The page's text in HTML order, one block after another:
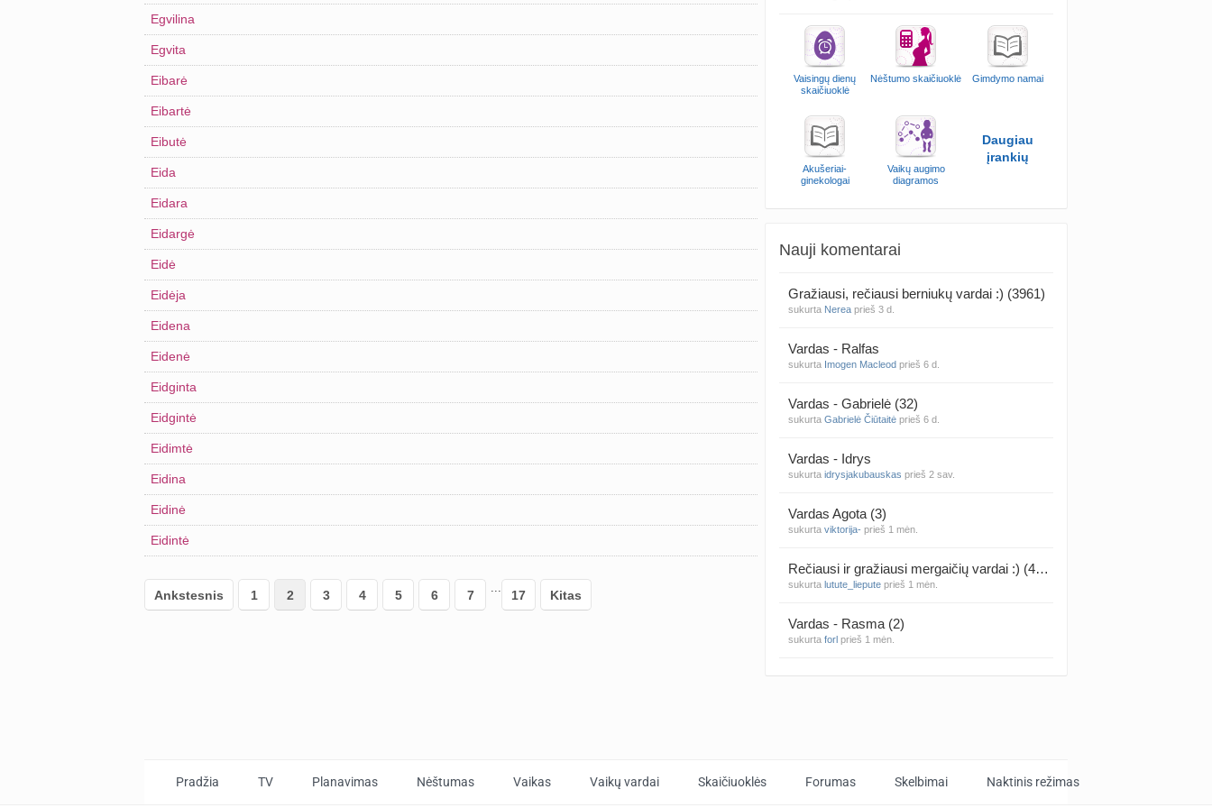
Egvilina
Egvita
Eibarė
Eibartė
Eibutė
Eida
Eidara
Eidargė
Eidė
Eidėja
Eidena
Eidenė
Eidginta
Eidgintė
Eidimtė
Eidina
Eidinė
Eidintė
Ankstesnis 1 2 3 4 5 6 7
...
17 Kitas
Vaisingų dienų
skaičiuoklė
Nėštumo skaičiuoklė Gimdymo namai
Akušeriai-
ginekologai
Vaikų augimo
diagramos
Daugiau
įrankių
Nauji komentarai
Gražiausi, rečiausi berniukų vardai :) (3961)
sukurta Nerea prieš 3 d.
Vardas - Ralfas
sukurta Imogen Macleod prieš 6 d.
Vardas - Gabrielė (32)
sukurta Gabrielė Čiūtaitė prieš 6 d.
Vardas - Idrys
sukurta idrysjakubauskas prieš 2 sav.
Vardas Agota (3)
sukurta viktorija- prieš 1 mėn.
Rečiausi ir gražiausi mergaičių vardai :) (4314)
sukurta lutute_liepute prieš 1 mėn.
Vardas - Rasma (2)
sukurta forl prieš 1 mėn.
Vardas - Mila (12)
Vardas - Elija (59)
Pradžia TV Planavimas Nėštumas Vaikas Vaikų vardai Skaičiuoklės Forumas Skelbimai Naktinis režimas